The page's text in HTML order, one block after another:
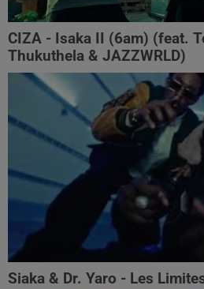
CIZA - Isaka II (6am) (feat.
Thukuthela & JAZZWRLD)
Siaka & Dr. Yaro - Les